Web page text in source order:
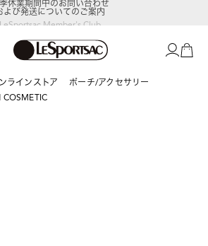
LeSportsac Member's Club
ントアップキャンペーン開催中
よび発送についてのご案内
ラインストア
ポーチ/アクセサリー
COSMETIC